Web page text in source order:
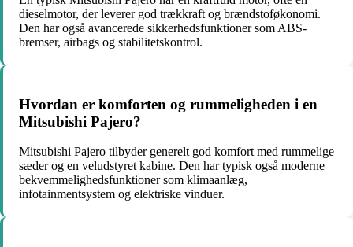
dieselmotor, der leverer god trækkraft og brændstoføkonomi.
Den har også avancerede sikkerhedsfunktioner som ABS-
bremser, airbags og stabilitetskontrol.
Hvordan er komforten og rummeligheden i en
Mitsubishi Pajero?
Mitsubishi Pajero tilbyder generelt god komfort med rummelige
sæder og en veludstyret kabine. Den har typisk også moderne
bekvemmelighedsfunktioner som klimaanlæg,
infotainmentsystem og elektriske vinduer.